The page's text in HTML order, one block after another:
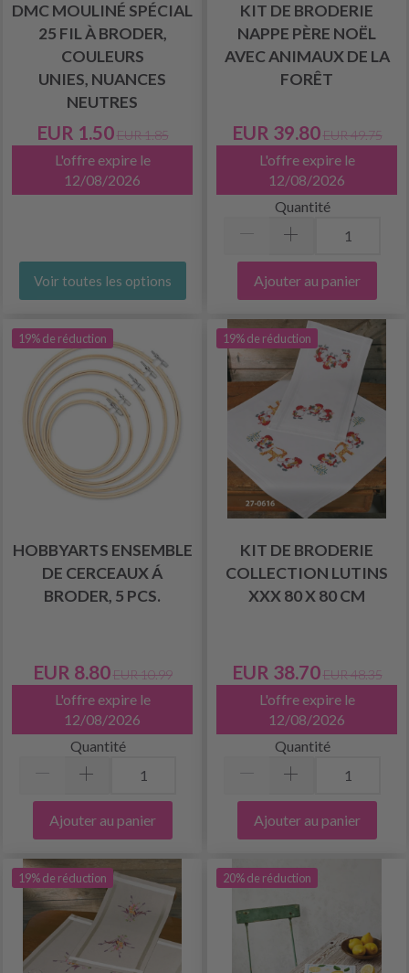
DMC MOULINÉ SPÉCIAL
25 FIL À BRODER,
COULEURS
UNIES, NUANCES
NEUTRES
EUR 1.50 EUR 1.85
L'offre expire le
12/08/2026
Voir toutes les options
KIT DE BRODERIE
NAPPE PÈRE NOËL
AVEC ANIMAUX DE LA
FORÊT
EUR 39.80 EUR 49.75
L'offre expire le
12/08/2026
Quantité
Ajouter au panier
19% de réduction
HOBBYARTS ENSEMBLE
DE CERCEAUX Á
BRODER, 5 PCS.
EUR 8.80 EUR 10.99
L'offre expire le
12/08/2026
Quantité
Ajouter au panier
19% de réduction
KIT DE BRODERIE
COLLECTION LUTINS
XXX 80 X 80 CM
EUR 38.70 EUR 48.35
L'offre expire le
12/08/2026
Quantité
Ajouter au panier
19% de réduction 20% de réduction